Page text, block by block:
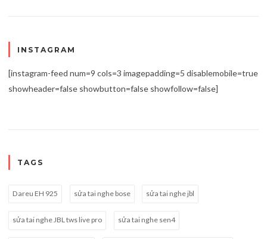
INSTAGRAM
[instagram-feed num=9 cols=3 imagepadding=5 disablemobile=true
showheader=false showbutton=false showfollow=false]
TAGS
Dareu EH 925 sửa tai nghe bose sửa tai nghe jbl
sửa tai nghe JBL tws live pro sửa tai nghe sen4